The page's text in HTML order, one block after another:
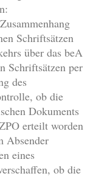
Schriftsätzen
über das beA
Schriftsätzen per
des
ob die
Dokuments
erteilt worden
Absender
eines
ob die